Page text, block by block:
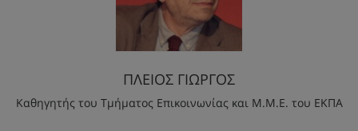
ΠΛΕΙΟΣ ΓΙΩΡΓΟΣ
Καθηγητής του Τμήματος Επικοινωνίας και Μ.Μ.Ε. του ΕΚΠΑ